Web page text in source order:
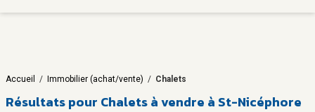
Accueil / Immobilier (achat/vente) / Chalets
Résultats pour Chalets à vendre à St-Nicéphore